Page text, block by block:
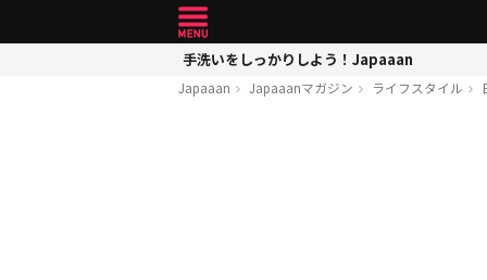
手洗いをしっかりしよう！Japaaan
Japaaan Japaaanマガジン ライフスタイル